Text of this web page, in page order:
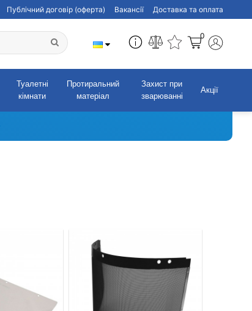
Публічний договір (оферта) Вакансії Доставка та оплата
0
Туалетні
кімнати
Протиральний
матеріал
Захист при
зварюванні
Акції